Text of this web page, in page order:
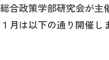
総合政策学部研究会が主
１月は以下の通り開催し